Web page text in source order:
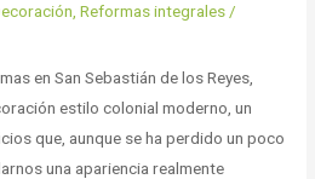
,Reformas integrales /
en San Sebastián de los Reyes,
estilo colonial moderno, un
que, aunque se ha perdido un poco
una apariencia realmente